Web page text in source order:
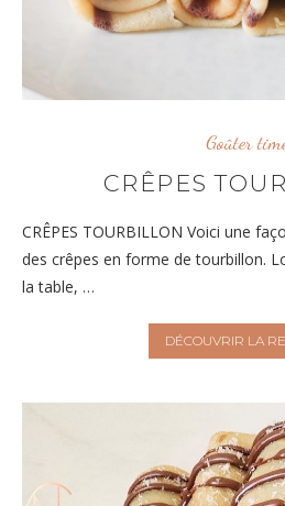
Goûter
CRÊPES
CRÊPES TOURBILLON Voici une
des crêpes en forme de tourbillon.
la table, …
DÉCOUVRIR LA